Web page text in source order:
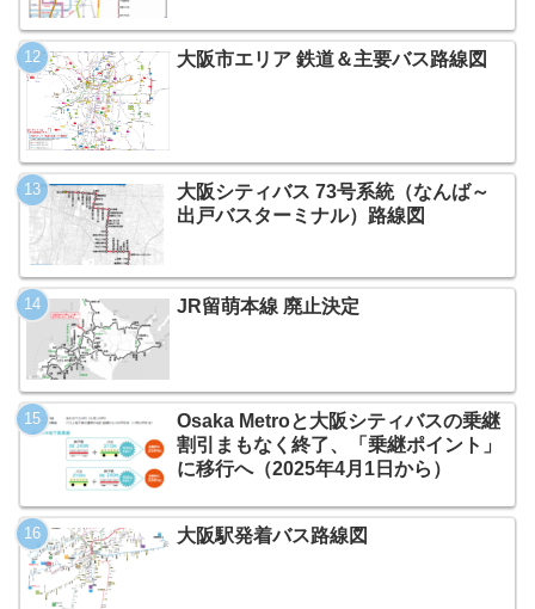
大阪市エリア 鉄道＆主要バス路線図
大阪シティバス 73号系統（なんば～
出戸バスターミナル）路線図
JR留萌本線 廃止決定
Osaka Metroと大阪シティバスの乗継
割引まもなく終了、「乗継ポイント」
に移行へ（2025年4月1日から）
大阪駅発着バス路線図